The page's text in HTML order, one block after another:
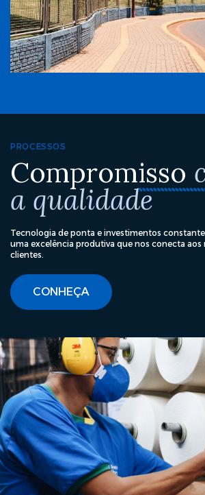
PROCESSOS
Compromisso
a qualidade
Tecnologia de ponta e investimentos
uma excelência produtiva que nos conecta aos
clientes.
CONHEÇA